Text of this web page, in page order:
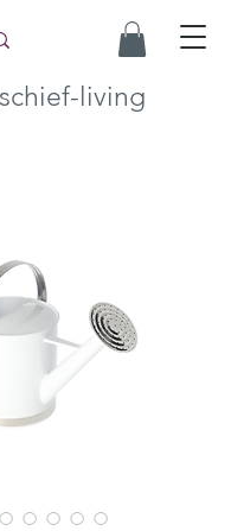
living